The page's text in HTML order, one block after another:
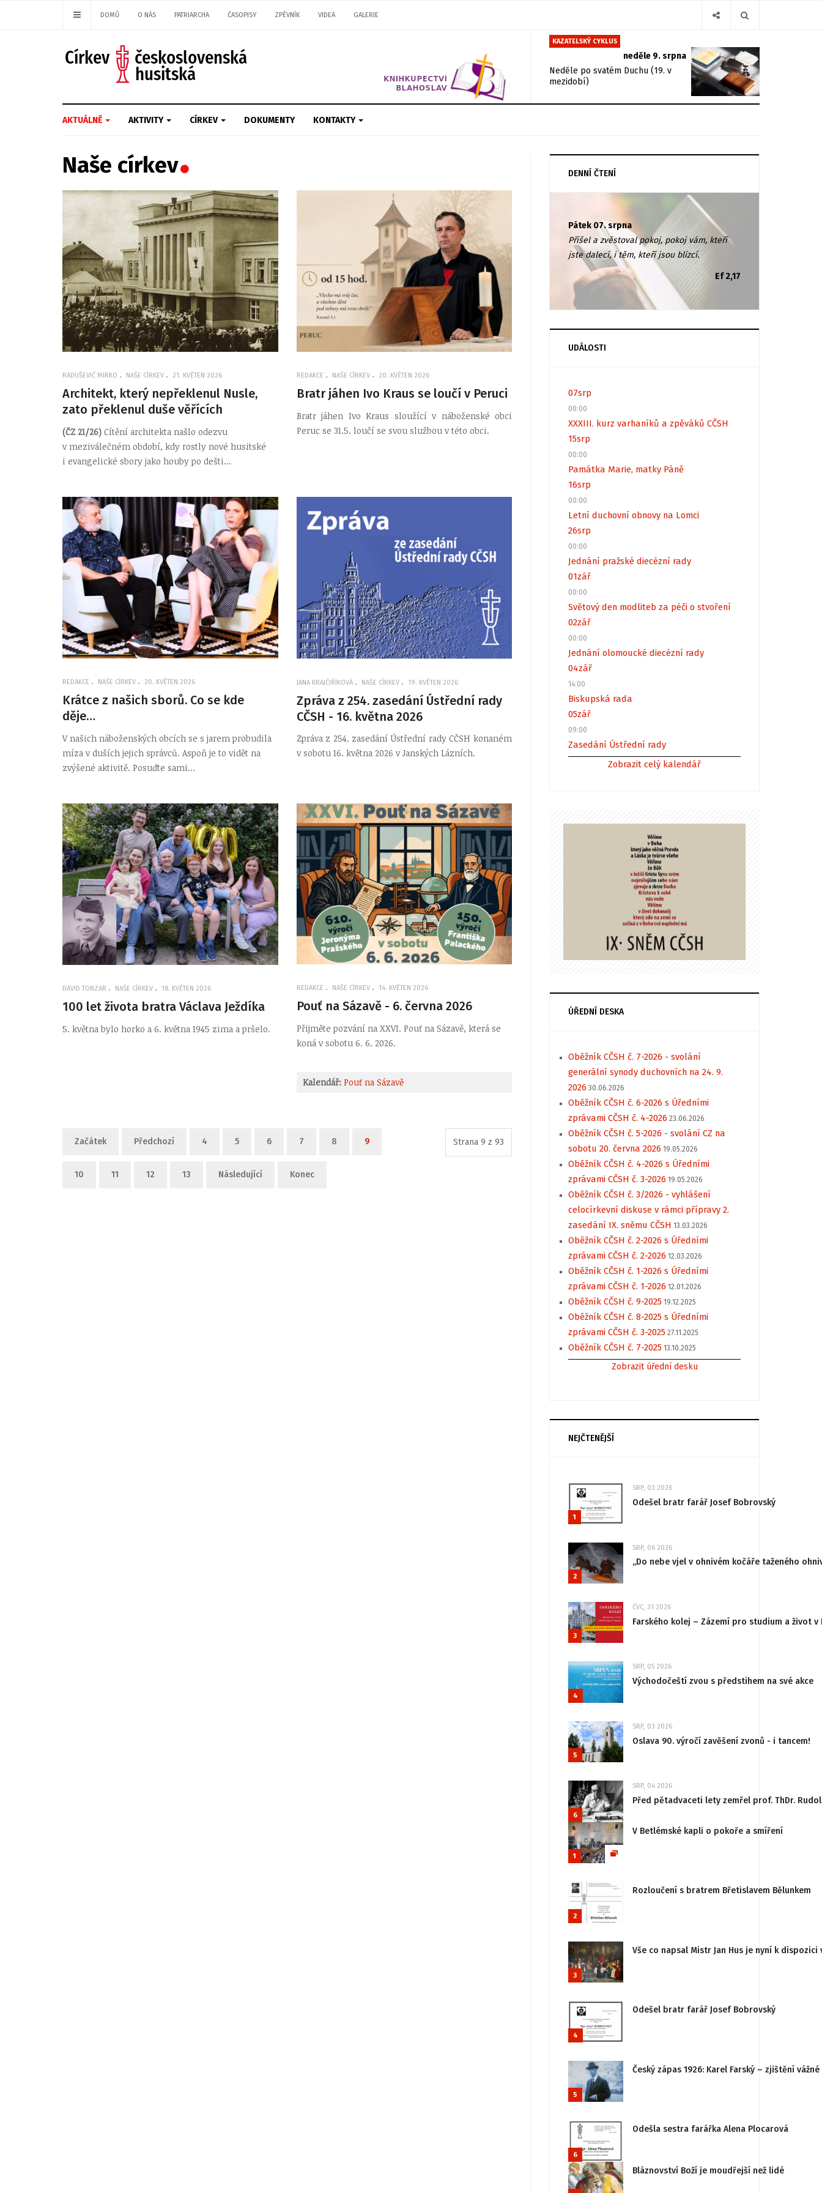
DOMŮ O NÁS PATRIARCHA ČASOPISY ZPĚVNÍK VIDEA GALERIE
KAZATELSKÝ CYKLUS
neděle 9. srpna
Neděle po svatém Duchu (19. v
mezidobí)
AKTUÁLNĚ AKTIVITY CÍRKEV DOKUMENTY KONTAKTY
Naše církev
RADUŠEVIČ MIRKO NAŠE CÍRKEV 21. KVĚTEN 2026
Architekt, který nepřeklenul Nusle,
zato překlenul duše věřících
(ČZ 21/26) Cítění architekta našlo odezvu
v meziválečném období, kdy rostly nové husitské
i evangelické sbory jako houby po dešti...
REDAKCE NAŠE CÍRKEV 20. KVĚTEN 2026
Bratr jáhen Ivo Kraus se loučí v Peruci
Bratr jáhen Ivo Kraus sloužící v náboženské obci
Peruc se 31.5. loučí se svou službou v této obci.
REDAKCE NAŠE CÍRKEV 20. KVĚTEN 2026
Krátce z našich sborů. Co se kde
děje…
V našich náboženských obcích se s jarem probudila
míza v duších jejich správců. Aspoň je to vidět na
zvýšené aktivitě. Posuďte sami…
JANA KRAJČIŘÍKOVÁ NAŠE CÍRKEV 19. KVĚTEN 2026
Zpráva z 254. zasedání Ústřední rady
CČSH - 16. května 2026
Zpráva z 254. zasedání Ústřední rady CČSH konaném
v sobotu 16. května 2026 v Janských Lázních.
DAVID TONZAR NAŠE CÍRKEV 18. KVĚTEN 2026
100 let života bratra Václava Ježdíka
5. května bylo horko a 6. května 1945 zima a pršelo.
REDAKCE NAŠE CÍRKEV 14. KVĚTEN 2026
Pouť na Sázavě - 6. června 2026
Přijměte pozvání na XXVI. Pouť na Sázavě, která se
koná v sobotu 6. 6. 2026.
Kalendář: Pouť na Sázavě
Strana 9 z 93
Začátek Předchozí 4 5 6 7 8 9
10 11 12 13 Následující Konec
DENNÍ ČTENÍ
Pátek 07. srpna
Přišel a zvěstoval pokoj, pokoj vám, kteří
jste dalecí, i těm, kteří jsou blízcí.
Ef 2,17
UDÁLOSTI
07srp
00:00
XXXIII. kurz varhaníků a zpěváků CČSH
15srp
00:00
Památka Marie, matky Páně
16srp
00:00
Letní duchovní obnovy na Lomci
26srp
00:00
Jednání pražské diecézní rady
01zář
00:00
Světový den modliteb za péči o stvoření
02zář
00:00
Jednání olomoucké diecézní rady
04zář
14:00
Biskupská rada
05zář
09:00
Zasedání Ústřední rady
Zobrazit celý kalendář
ÚŘEDNÍ DESKA
Oběžník CČSH č. 7-2026 - svolání
generální synody duchovních na 24. 9.
2026 30.06.2026
Oběžník CČSH č. 6-2026 s Úředními
zprávami CČSH č. 4-2026 23.06.2026
Oběžník CČSH č. 5-2026 - svolání CZ na
sobotu 20. června 2026 19.05.2026
Oběžník CČSH č. 4-2026 s Úředními
zprávami CČSH č. 3-2026 19.05.2026
Oběžník CČSH č. 3/2026 - vyhlášení
celocírkevní diskuse v rámci přípravy 2.
zasedání IX. sněmu CČSH 13.03.2026
Oběžník CČSH č. 2-2026 s Úředními
zprávami CČSH č. 2-2026 12.03.2026
Oběžník CČSH č. 1-2026 s Úředními
zprávami CČSH č. 1-2026 12.01.2026
Oběžník CČSH č. 9-2025 19.12.2025
Oběžník CČSH č. 8-2025 s Úředními
zprávami CČSH č. 3-2025 27.11.2025
Oběžník CČSH č. 7-2025 13.10.2025
Zobrazit úřední desku
NEJČTENĚJŠÍ
1
SRP, 03 2026
Odešel bratr farář Josef Bobrovský
2
SRP, 06 2026
„Do nebe vjel v ohnivém kočáře taženého
3
ČVC, 31 2026
Farského kolej – Zázemí pro studium a život v
4
SRP, 05 2026
Východočeští zvou s předstihem na své akce
5
SRP, 03 2026
Oslava 90. výročí zavěšení zvonů - i tancem!
6
SRP, 04 2026
Před pětadvaceti lety zemřel prof. ThDr.
1
V Betlémské kapli o pokoře a smíření
2
Rozloučení s bratrem Břetislavem Bělunkem
3
Vše co napsal Mistr Jan Hus je nyní k
4
Odešel bratr farář Josef Bobrovský
5
Český zápas 1926: Karel Farský – zjištění
6
Odešla sestra farářka Alena Plocarová
Bláznovství Boží je moudřejší než lidé